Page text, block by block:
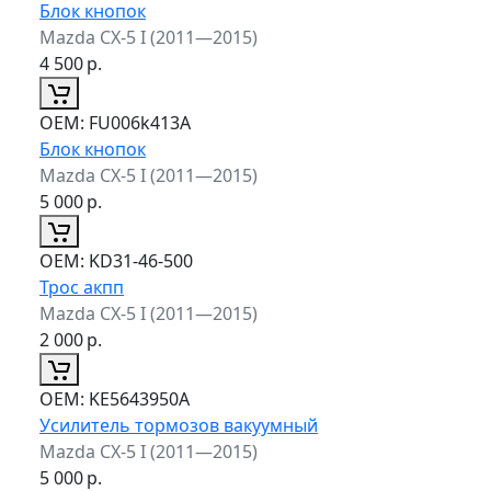
Блок кнопок
Mazda CX-5 I (2011—2015)
4 500р.
ОЕМ: FU006k413A
Блок кнопок
Mazda CX-5 I (2011—2015)
5 000р.
ОЕМ: KD31-46-500
Трос акпп
Mazda CX-5 I (2011—2015)
2 000р.
ОЕМ: KE5643950A
Усилитель тормозов вакуумный
Mazda CX-5 I (2011—2015)
5 000р.